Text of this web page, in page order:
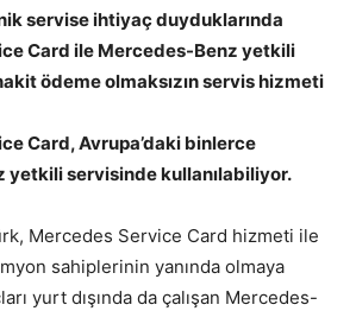
servise ihtiyaç duyduklarında
Card ile Mercedes-Benz yetkili
ödeme olmaksızın servis hizmeti
Card, Avrupa’daki binlerce
yetkili servisinde kullanılabiliyor.
Mercedes Service Card hizmeti ile
sahiplerinin yanında olmaya
yurt dışında da çalışan Mercedes-